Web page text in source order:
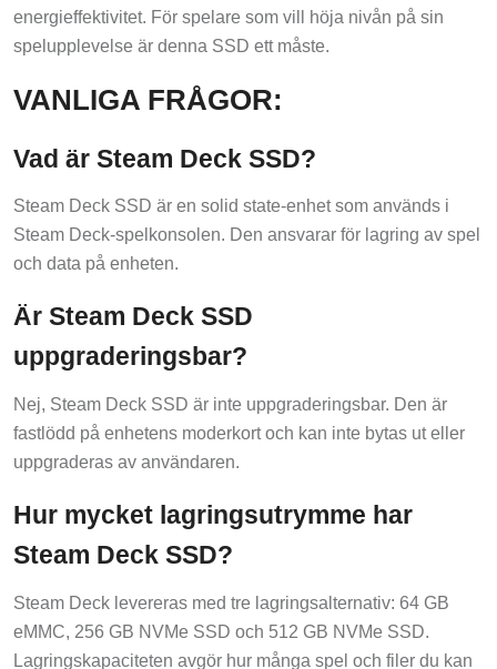
energieffektivitet. För spelare som vill höja nivån på sin
spelupplevelse är denna SSD ett måste.
VANLIGA FRÅGOR:
Vad är Steam Deck SSD?
Steam Deck SSD är en solid state-enhet som används i
Steam Deck-spelkonsolen. Den ansvarar för lagring av spel
och data på enheten.
Är Steam Deck SSD
uppgraderingsbar?
Nej, Steam Deck SSD är inte uppgraderingsbar. Den är
fastlödd på enhetens moderkort och kan inte bytas ut eller
uppgraderas av användaren.
Hur mycket lagringsutrymme har
Steam Deck SSD?
Steam Deck levereras med tre lagringsalternativ: 64 GB
eMMC, 256 GB NVMe SSD och 512 GB NVMe SSD.
Lagringskapaciteten avgör hur många spel och filer du kan